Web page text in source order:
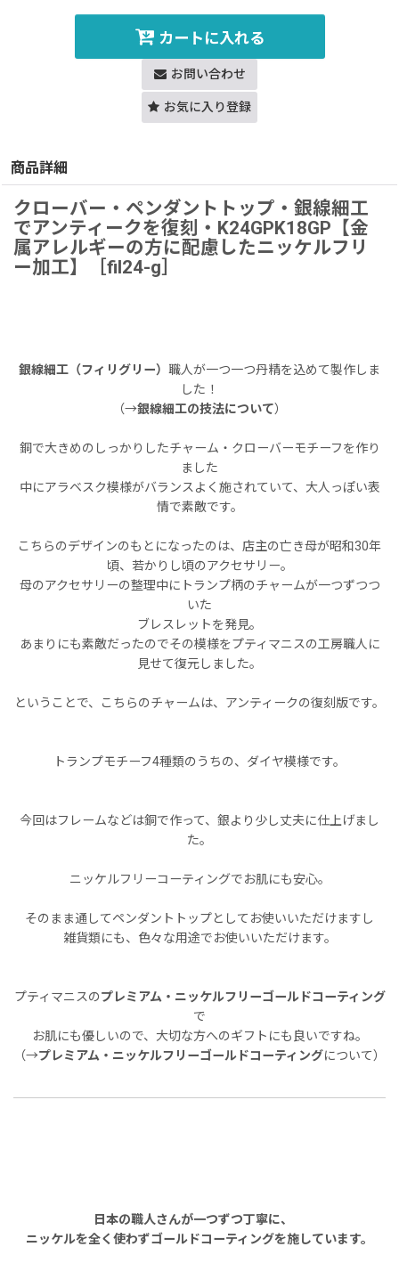
カートに入れる
お問い合わせ
お気に入り登録
商品詳細
クローバー・ペンダントトップ・銀線細工
でアンティークを復刻・K24GPK18GP【金
属アレルギーの方に配慮したニッケルフリ
ー加工】［fil24-g］
銀線細工（フィリグリー） 職人が一つ一つ丹精を込めて製作しま
した！
（→銀線細工の技法について）
銅で大きめのしっかりしたチャーム・クローバーモチーフを作り
ました
中にアラベスク模様がバランスよく施されていて、大人っぽい表
情で素敵です。
こちらのデザインのもとになったのは、店主の亡き母が昭和30年
頃、若かりし頃のアクセサリー。
母のアクセサリーの整理中にトランプ柄のチャームが一つずつつ
いた
ブレスレットを発見。
あまりにも素敵だったのでその模様をプティマニスの工房職人に
見せて復元しました。
ということで、こちらのチャームは、アンティークの復刻版です。
トランプモチーフ4種類のうちの、ダイヤ模様です。
今回はフレームなどは銅で作って、銀より少し丈夫に仕上げまし
た。
ニッケルフリーコーティングでお肌にも安心。
そのまま通してペンダントトップとしてお使いいただけますし
雑貨類にも、色々な用途でお使いいただけます。
プティマニスのプレミアム・ニッケルフリーゴールドコーティング
で
お肌にも優しいので、大切な方へのギフトにも良いですね。
（→プレミアム・ニッケルフリーゴールドコーティングについて）
日本の職人さんが一つずつ丁寧に、
ニッケルを全く使わずゴールドコーティングを施しています。